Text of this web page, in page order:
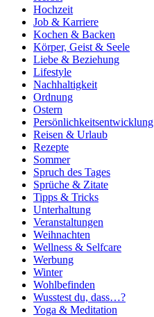
Hochzeit
Job & Karriere
Kochen & Backen
Körper, Geist & Seele
Liebe & Beziehung
Lifestyle
Nachhaltigkeit
Ordnung
Ostern
Persönlichkeitsentwicklung
Reisen & Urlaub
Rezepte
Sommer
Spruch des Tages
Sprüche & Zitate
Tipps & Tricks
Unterhaltung
Veranstaltungen
Weihnachten
Wellness & Selfcare
Werbung
Winter
Wohlbefinden
Wusstest du, dass…?
Yoga & Meditation